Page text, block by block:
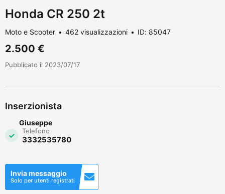
Honda CR 250 2t
Moto e Scooter 462 visualizzazioni ID: 85047
2.500 €
Pubblicato il 2023/07/17
Inserzionista
Giuseppe
Telefono
3332535780
Invia messaggio
Solo per utenti registrati